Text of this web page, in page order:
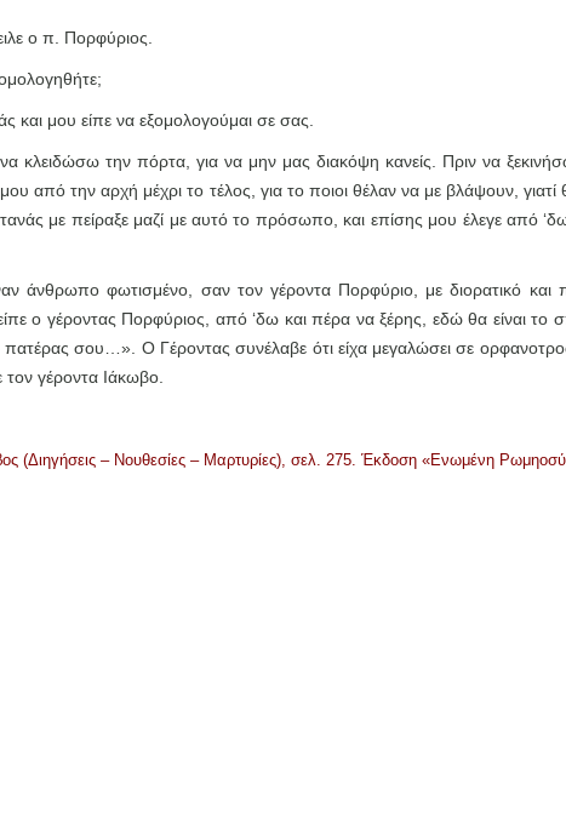
ο π. Πορφύριος.
και μου είπε να εξομολογούμαι σε σας.
κλειδώσω την πόρτα, για να μην μας διακόψη κανείς. Πριν να
από την αρχή μέχρι το τέλος, για το ποιοι θέλαν να με βλάψουν, γιατί
με πείραξε μαζί με αυτό το πρόσωπο, και επίσης μου έλεγε από
άνθρωπο φωτισμένο, σαν τον γέροντα Πορφύριο, με διορατικό και
ο γέροντας Πορφύριος, από ‘δω και πέρα να ξέρης, εδώ θα είναι το
πατέρας σου…». Ο Γέροντας συνέλαβε ότι είχα μεγαλώσει σε
τον γέροντα Ιάκωβο.
(Διηγήσεις – Νουθεσίες – Μαρτυρίες), σελ. 275. Έκδοση «Ενωμένη